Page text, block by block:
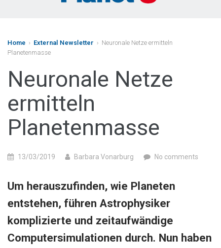
Home › External Newsletter › Neuronale Netze ermitteln
Planetenmasse
Neuronale Netze
ermitteln
Planetenmasse
13/03/2019 Barbara Vonarburg No comments
Um herauszufinden, wie Planeten
entstehen, führen Astrophysiker
komplizierte und zeitaufwändige
Computersimulationen durch. Nun haben